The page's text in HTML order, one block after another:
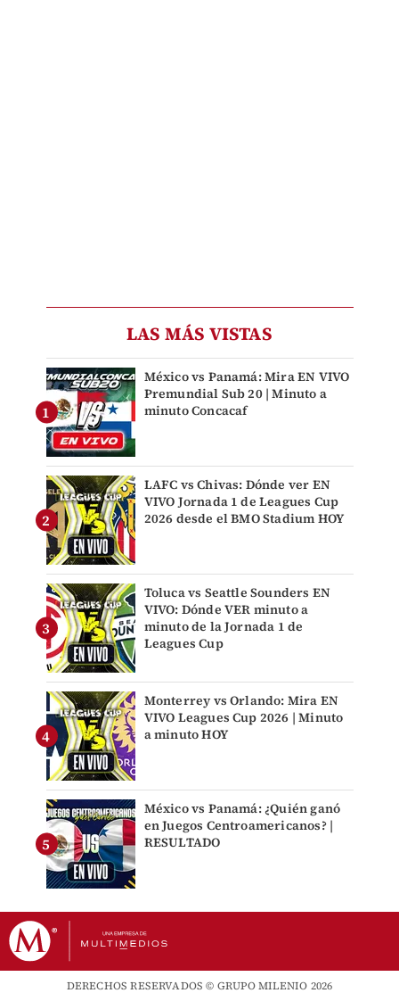
LAS MÁS VISTAS
México vs Panamá: Mira EN VIVO
Premundial Sub 20 | Minuto a
minuto Concacaf
LAFC vs Chivas: Dónde ver EN
VIVO Jornada 1 de Leagues Cup
2026 desde el BMO Stadium HOY
Toluca vs Seattle Sounders EN
VIVO: Dónde VER minuto a
minuto de la Jornada 1 de
Leagues Cup
Monterrey vs Orlando: Mira EN
VIVO Leagues Cup 2026 | Minuto
a minuto HOY
México vs Panamá: ¿Quién ganó
en Juegos Centroamericanos? |
RESULTADO
DERECHOS RESERVADOS © GRUPO MILENIO 2026